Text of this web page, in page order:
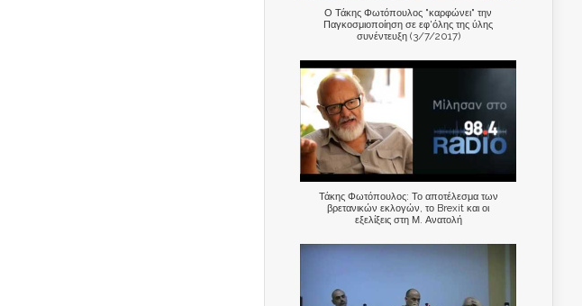
Ο Τάκης Φωτόπουλος "καρφώνει" την
Παγκοσμιοποίηση σε εφ'όλης της ύλης
συνέντευξη (3/7/2017)
Τάκης Φωτόπουλος: Το αποτέλεσμα των
βρετανικών εκλογών, το Brexit και οι
εξελίξεις στη Μ. Ανατολή